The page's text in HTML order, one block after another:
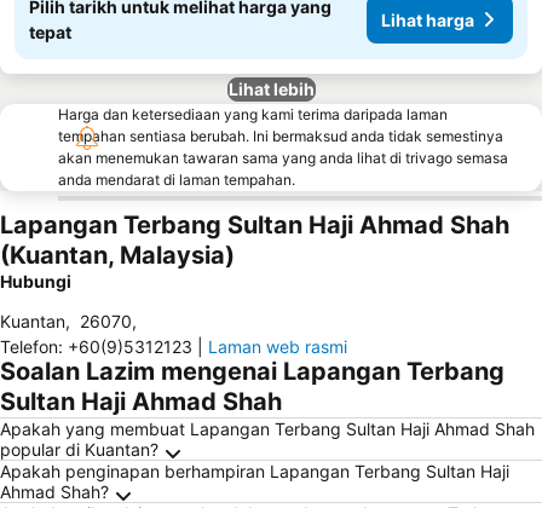
Pilih tarikh untuk melihat harga yang
tepat
Lihat harga
Lihat lebih
Harga dan ketersediaan yang kami terima daripada laman
tempahan sentiasa berubah. Ini bermaksud anda tidak semestinya
akan menemukan tawaran sama yang anda lihat di trivago semasa
anda mendarat di laman tempahan.
Lapangan Terbang Sultan Haji Ahmad Shah
(Kuantan, Malaysia)
Hubungi
Kuantan, 26070,
Telefon: +60(9)5312123 Laman web rasmi
Soalan Lazim mengenai Lapangan Terbang
Sultan Haji Ahmad Shah
Apakah yang membuat Lapangan Terbang Sultan Haji Ahmad Shah
popular di Kuantan?
Apakah penginapan berhampiran Lapangan Terbang Sultan Haji
Ahmad Shah?